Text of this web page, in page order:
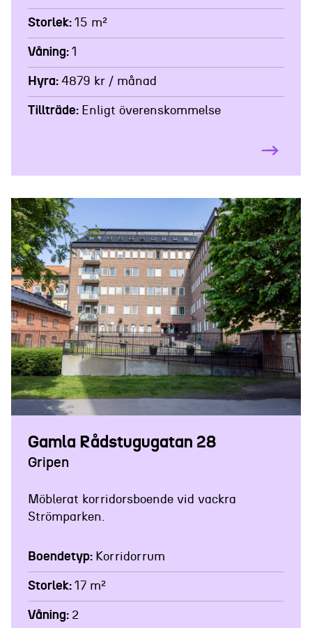
Storlek 15 m²
Våning 1
Hyra 4879 kr / månad
Tillträde Enligt överenskommelse
Gamla Rådstugugatan 28
Gripen
Möblerat korridorsboende vid vackra
Strömparken.
Boendetyp Korridorrum
Storlek 17 m²
Våning 2